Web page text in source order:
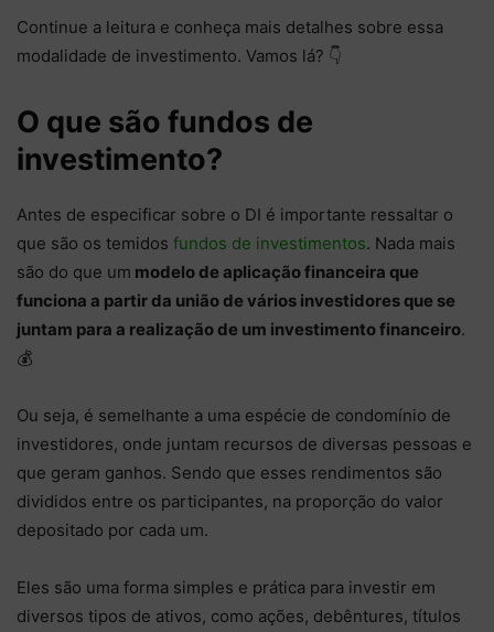
Continue a leitura e conheça mais detalhes sobre essa
modalidade de investimento. Vamos lá? 👇
O que são fundos de
investimento?
Antes de especificar sobre o DI é importante ressaltar o
que são os temidos fundos de investimentos. Nada mais
são do que um modelo de aplicação financeira que
funciona a partir da união de vários investidores que se
juntam para a realização de um investimento financeiro.
💰
Ou seja, é semelhante a uma espécie de condomínio de
investidores, onde juntam recursos de diversas pessoas e
que geram ganhos. Sendo que esses rendimentos são
divididos entre os participantes, na proporção do valor
depositado por cada um.
Eles são uma forma simples e prática para investir em
diversos tipos de ativos, como ações, debêntures, títulos